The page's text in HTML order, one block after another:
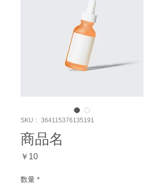
SKU： 364115376135191
商品名
￥10価
数量 *